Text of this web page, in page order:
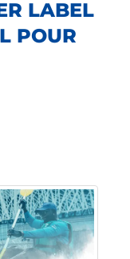
LABEL
POUR